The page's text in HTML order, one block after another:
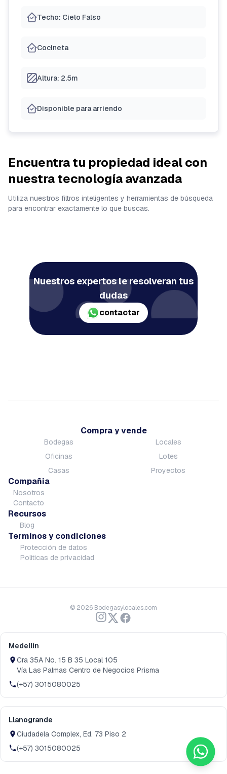
Techo: Cielo Falso
Cocineta
Altura: 2.5m
Disponible para arriendo
Encuentra tu propiedad ideal con
nuestra tecnología avanzada
Utiliza nuestros filtros inteligentes y herramientas de búsqueda
para encontrar exactamente lo que buscas.
Nuestros expertos le resolveran tus
dudas
contactar
Compra y vende
Bodegas
Locales
Oficinas
Lotes
Casas
Proyectos
Compañia
Nosotros
Contacto
Recursos
Blog
Terminos y condiciones
Protección de datos
Politicas de privacidad
© 2026 Bodegasylocales.com
Medellín
Cra 35A No. 15 B 35 Local 105
Vía Las Palmas Centro de Negocios Prisma
(+57) 3015080025
Llanogrande
Ciudadela Complex, Ed. 73 Piso 2
(+57) 3015080025